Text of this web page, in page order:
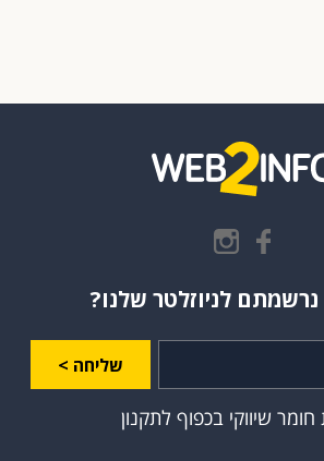
נרשמתם לניוזלטר שלנו?
שליחה >
שיווקי בכפוף לתקנון